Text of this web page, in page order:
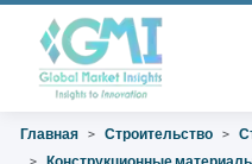
Главная Строительство